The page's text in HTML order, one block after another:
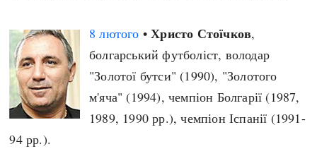
8 лютого •Христо Стоїчков,
болгарський футболіст, володар
"Золотої бутси" (1990), "Золотого
м'яча" (1994), чемпіон Болгарії (1987,
1989, 1990 рр.), чемпіон Іспанії (1991-
94 рр.).